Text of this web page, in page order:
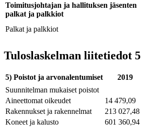
Toimitusjohtajan ja hallituksen jäsenten
palkat ja palkkiot
Palkat ja palkkiot
Tuloslaskelman liitetiedot 5
5) Poistot ja arvonalentumiset 2019
Suunnitelman mukaiset poistot
Aineettomat oikeudet
14 479,09
Rakennukset ja rakennelmat
213 027,48
Koneet ja kalusto
601 360,94